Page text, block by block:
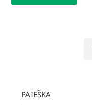
PAIEŠKA